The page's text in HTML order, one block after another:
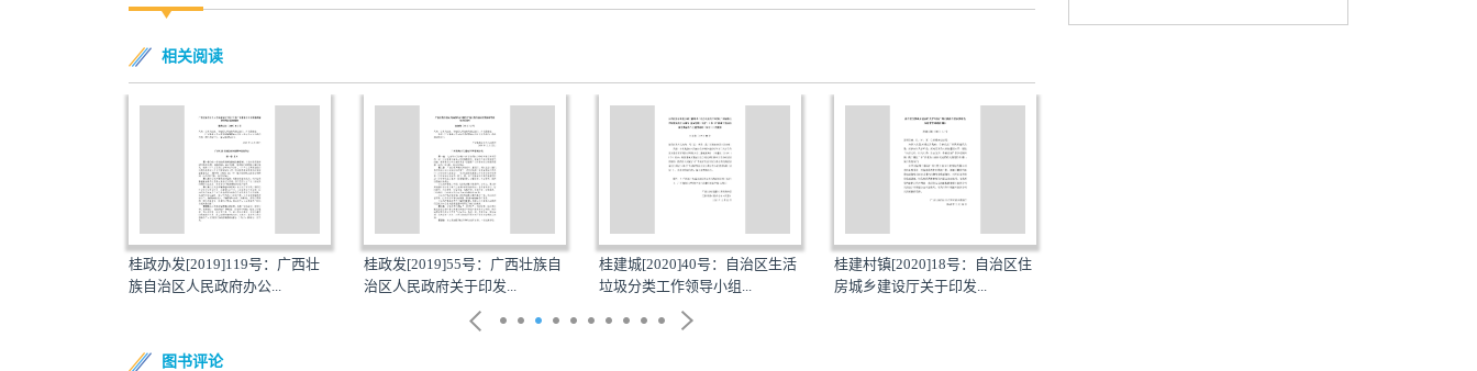
相关阅读
桂政办发[2019]119号：广西壮
族自治区人民政府办公...
桂政发[2019]55号：广西壮族自
治区人民政府关于印发...
桂建城[2020]40号：自治区生活
垃圾分类工作领导小组...
桂建村镇[2020]18号：自治区住
房城乡建设厅关于印发...
图书评论